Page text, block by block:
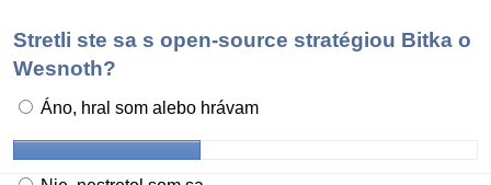
Stretli ste sa s open-source stratégiou Bitka o
Wesnoth?
Áno, hral som alebo hrávam